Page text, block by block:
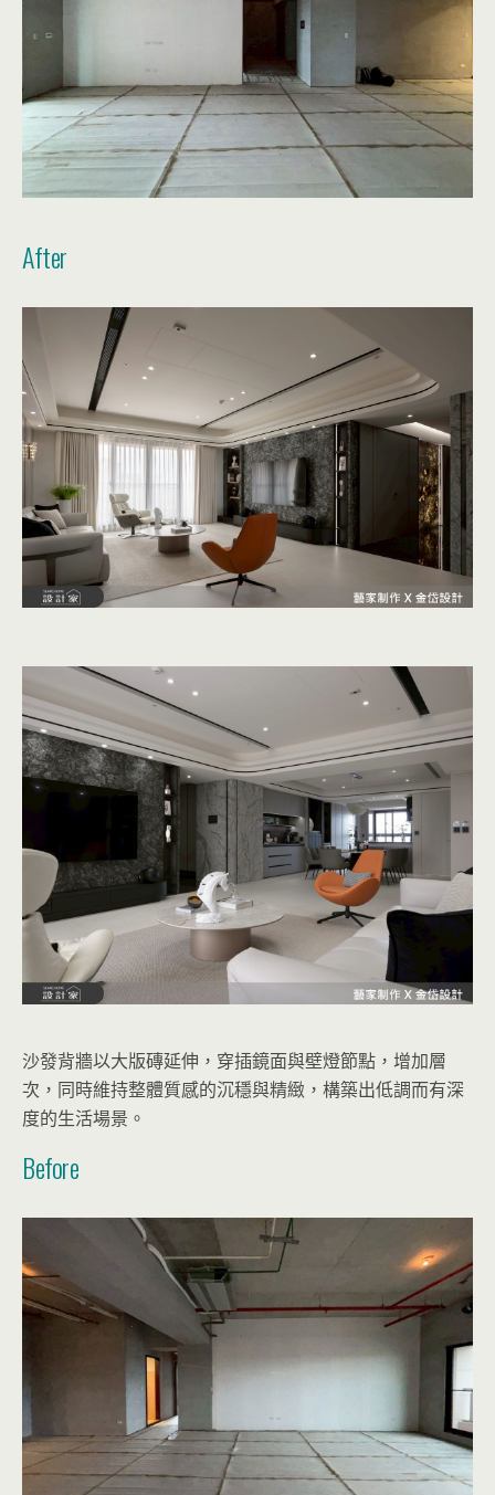
After
沙發背牆以大版磚延伸，穿插鏡面與壁燈節點，增加層
次，同時維持整體質感的沉穩與精緻，構築出低調而有深
度的生活場景。
Before